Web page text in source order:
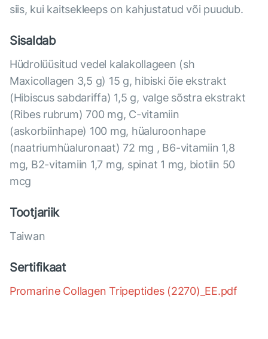
siis, kui kaitsekleeps on kahjustatud või puudub.
Sisaldab
Hüdrolüüsitud vedel kalakollageen (sh
Maxicollagen 3,5 g) 15 g, hibiski õie ekstrakt
(Hibiscus sabdariffa) 1,5 g, valge sõstra ekstrakt
(Ribes rubrum) 700 mg, C-vitamiin
(askorbiinhape) 100 mg, hüaluroonhape
(naatriumhüaluronaat) 72 mg , B6-vitamiin 1,8
mg, B2-vitamiin 1,7 mg, spinat 1 mg, biotiin 50
mcg
Tootjariik
Taiwan
Sertifikaat
Promarine Collagen Tripeptides (2270)_EE.pdf